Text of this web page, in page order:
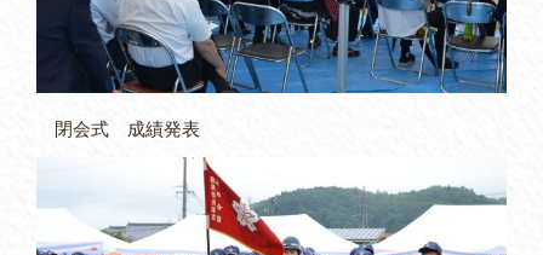
閉会式 成績発表